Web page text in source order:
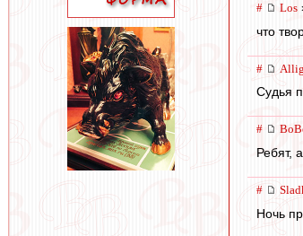
# Los
что
# Allig
Судья
#
Ребят,
#
Ночь